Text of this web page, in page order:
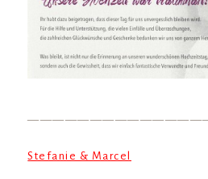
Stefanie & Marcel